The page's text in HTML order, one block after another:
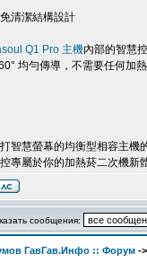
清潔結構設計
Q1 Pro 主機內部的智慧
均勻傳導，不需要任何加
智慧螢幕的均衡型相容主
專屬於你的加熱菸二次機新
сообщения:
ГавГав.Инфо :: Форум -